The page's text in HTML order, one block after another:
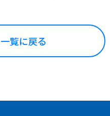
一覧に戻る